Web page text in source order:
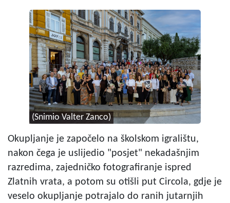
(Snimio Valter Zanco)
Okupljanje je započelo na školskom igralištu,
nakon čega je uslijedio "posjet" nekadašnjim
razredima, zajedničko fotografiranje ispred
Zlatnih vrata, a potom su otišli put Circola, gdje je
veselo okupljanje potrajalo do ranih jutarnjih